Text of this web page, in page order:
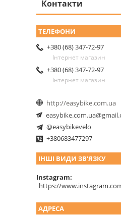
Контакти
+380 (68) 347-72-97
Інтернет магазин
+380 (68) 347-72-97
Інтернет магазин
http://easybike.com.ua
@easybikevelo
+380683477297
ІНШІ ВИДИ ЗВ'ЯЗКУ
Instagram
https://